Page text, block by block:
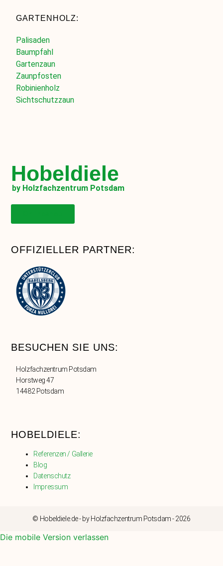
GARTENHOLZ:
Palisaden
Baumpfahl
Gartenzaun
Zaunpfosten
Robinienholz
Sichtschutzzaun
Hobeldiele
by Holzfachzentrum Potsdam
OFFIZIELLER PARTNER:
BESUCHEN SIE UNS:
Holzfachzentrum Potsdam
Horstweg 47
14482 Potsdam
HOBELDIELE:
Referenzen / Gallerie
Blog
Datenschutz
Impressum
© Hobeldiele.de - by Holzfachzentrum Potsdam - 2026
Die mobile Version verlassen